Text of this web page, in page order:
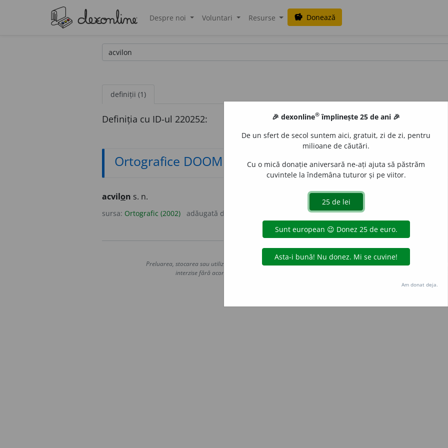
Despre noi Voluntari Resurse savings Donează
definiții (1)
Definiția cu ID-ul 220252:
Ortografice DOOM
acvilon s. n.
sursa: Ortografic (2002) adăugată de
Copyright © 2004-2026 dexonline (https://dexonline.ro)
Preluarea, stocarea sau utilizarea datelor de pe acest site, inclusiv prin orice metode de extragere automată
interzise fără acordul nostru prealabil scris, cu excepția seturilor de date oferite oficial spre utilizare
Hosterion
🎉 dexonline® împlinește 25 de ani 🎉
De un sfert de secol suntem aici, gratuit, zi de zi, pentru
milioane de căutări.
Cu o mică donație aniversară ne-ați ajuta să păstrăm
cuvintele la îndemâna tuturor și pe viitor.
Am donat deja.